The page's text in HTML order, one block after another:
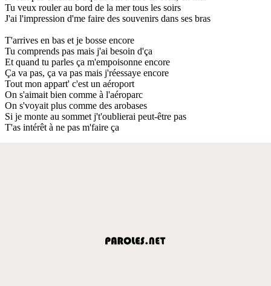
Tu veux rouler au bord de la mer tous les soirs
J'ai l'impression d'me faire des souvenirs dans ses bras
T'arrives en bas et je bosse encore
Tu comprends pas mais j'ai besoin d'ça
Et quand tu parles ça m'empoisonne encore
Ça va pas, ça va pas mais j'réessaye encore
Tout mon appart' c'est un aéroport
On s'aimait bien comme à l'aéroparc
On s'voyait plus comme des arobases
Si je monte au sommet j't'oublierai peut-être pas
T'as intérêt à ne pas m'faire ça